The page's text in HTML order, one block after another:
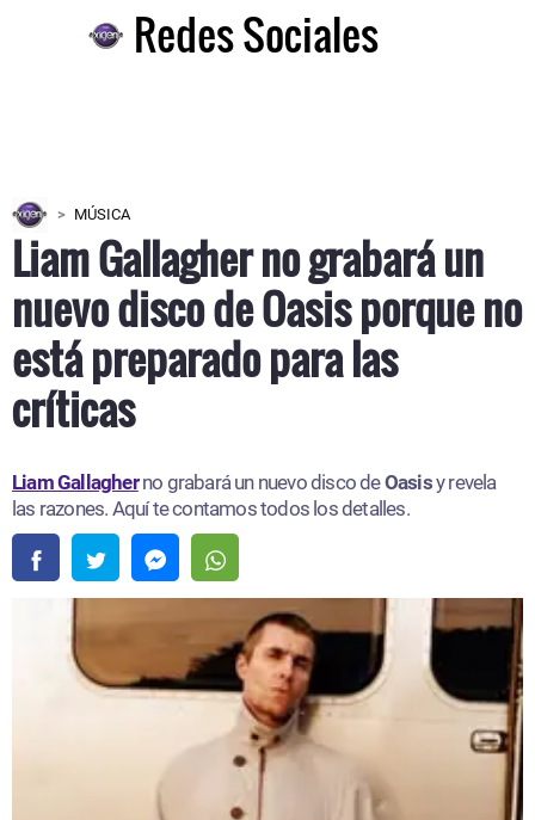
Redes Sociales
MÚSICA
Liam Gallagher no grabará un
nuevo disco de Oasis porque no
está preparado para las
críticas
Liam Gallagherno grabará un nuevo disco deOasisy revela
las razones. Aquí te contamos todos los detalles.